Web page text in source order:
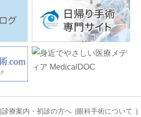
|診療案内・初診の方へ |眼科手術について |